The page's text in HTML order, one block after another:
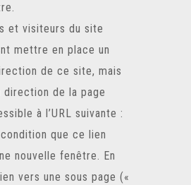
et visiteurs du site
mettre en place un
de ce site, mais
direction de la page
à l’URL suivante :
que ce lien
nouvelle fenêtre. En
vers une sous page («